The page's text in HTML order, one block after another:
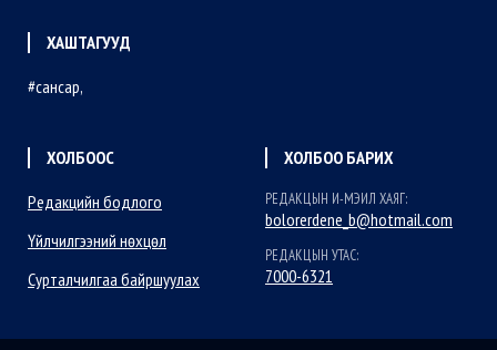
ХАШТАГУУД
сансар
ХОЛБООС
Редакцийн бодлого
Үйлчилгээний нөхцөл
Сурталчилгаа байршуулах
ХОЛБОО БАРИХ
РЕДАКЦЫН И-МЭИЛ ХАЯГ:
bolorerdene_b@hotmail.com
РЕДАКЦЫН УТАС:
7000-6321